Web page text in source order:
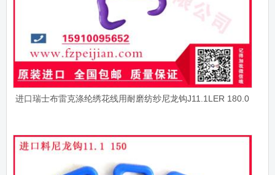
进口瑞士布雷克涤纶绣花线用耐磨纺纱尼龙钩J11.1LER 180.0